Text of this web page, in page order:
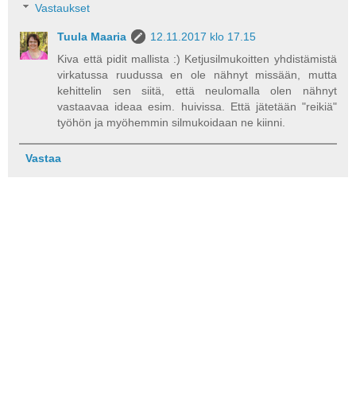
Vastaukset
Tuula Maaria
12.11.2017 klo 17.15
Kiva että pidit mallista :) Ketjusilmukoitten yhdistämistä
virkatussa ruudussa en ole nähnyt missään, mutta
kehittelin sen siitä, että neulomalla olen nähnyt
vastaavaa ideaa esim. huivissa. Että jätetään "reikiä"
työhön ja myöhemmin silmukoidaan ne kiinni.
Vastaa